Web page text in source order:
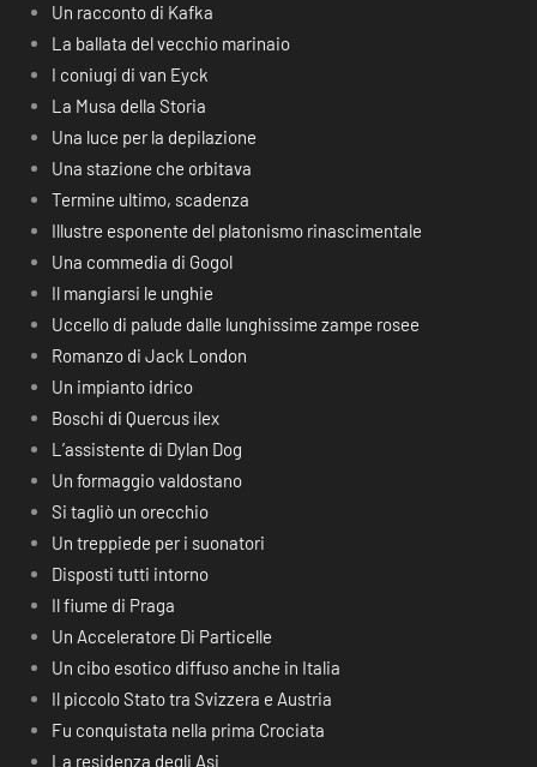
Un racconto di Kafka
La ballata del vecchio marinaio
I coniugi di van Eyck
La Musa della Storia
Una luce per la depilazione
Una stazione che orbitava
Termine ultimo, scadenza
Illustre esponente del platonismo rinascimentale
Una commedia di Gogol
Il mangiarsi le unghie
Uccello di palude dalle lunghissime zampe rosee
Romanzo di Jack London
Un impianto idrico
Boschi di Quercus ilex
L’assistente di Dylan Dog
Un formaggio valdostano
Si tagliò un orecchio
Un treppiede per i suonatori
Disposti tutti intorno
Il fiume di Praga
Un Acceleratore Di Particelle
Un cibo esotico diffuso anche in Italia
Il piccolo Stato tra Svizzera e Austria
Fu conquistata nella prima Crociata
La residenza degli Asi